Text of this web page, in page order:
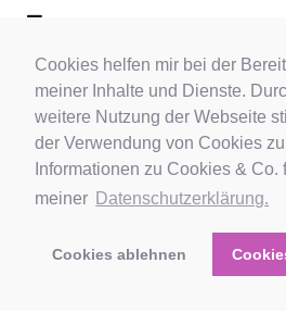
Cookies helfen mir bei der
meiner Inhalte und Dienste.
weitere Nutzung der Webseite
der Verwendung von Cookies
Informationen zu Cookies & Co.
meiner Datenschutzerklärung.
Cookies ablehnen